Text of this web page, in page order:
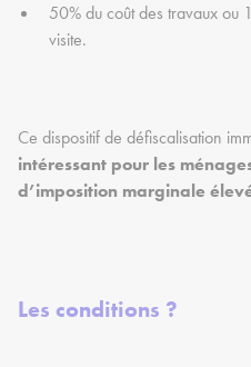
50% du coût des travaux ou
visite.
Ce dispositif de défiscalisation
intéressant pour les
d’imposition marginale
Les conditions ?